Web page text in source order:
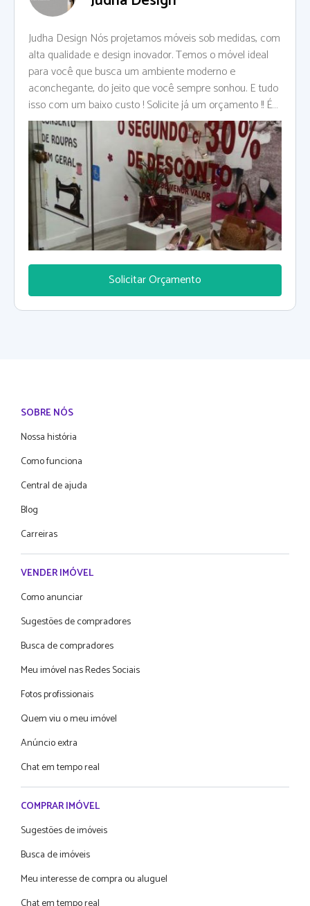
Judha Design Nós projetamos móveis sob medidas, com
alta qualidade e design inovador. Temos o móvel ideal
para você que busca um ambiente moderno e
aconchegante, do jeito que você sempre sonhou. E tudo
isso com um baixo custo ! Solicite já um orçamento !! É
só chamar nesse número - (21)98396-0870
Solicitar Orçamento
SOBRE NÓS
Nossa história
Como funciona
Central de ajuda
Blog
Carreiras
VENDER IMÓVEL
Como anunciar
Sugestões de compradores
Busca de compradores
Meu imóvel nas Redes Sociais
Fotos profissionais
Quem viu o meu imóvel
Anúncio extra
Chat em tempo real
COMPRAR IMÓVEL
Sugestões de imóveis
Busca de imóveis
Meu interesse de compra ou aluguel